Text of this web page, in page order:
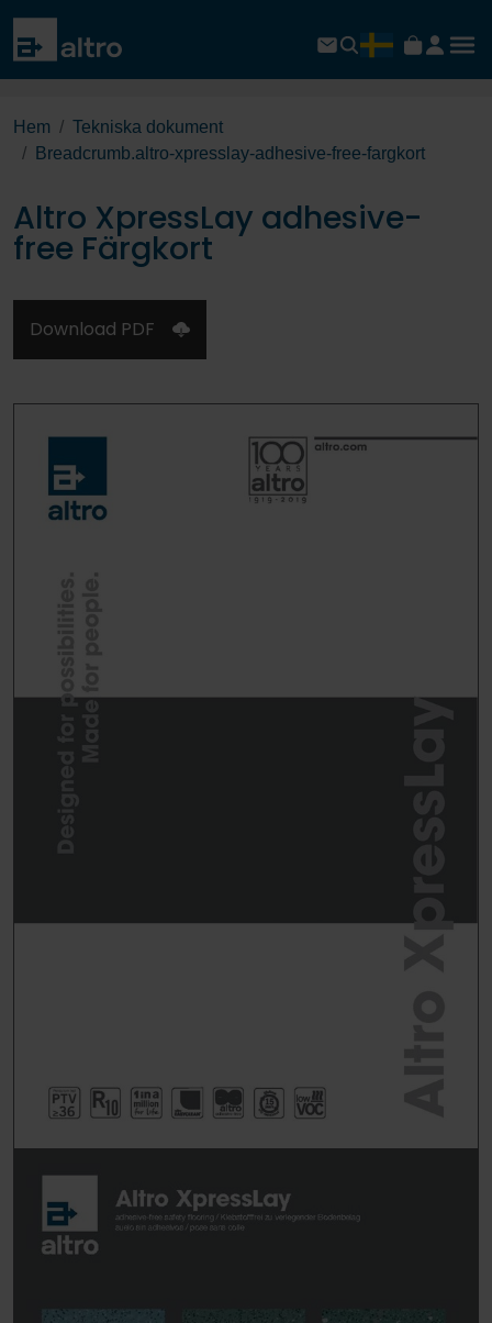
Hem
Tekniska dokument
Breadcrumb.altro-xpresslay-adhesive-free-fargkort
Altro XpressLay adhesive-
free Färgkort
Download PDF